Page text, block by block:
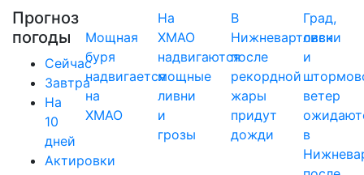
Прогноз
погоды
Сейчас
Завтра
На
10
дней
Актировки
Мощная
буря
надвигается
на
ХМАО
На
ХМАО
надвигаются
мощные
ливни
и
грозы
В
Нижневартовск
после
рекордной
жары
придут
дожди
Град,
ливни
и
ветер
в